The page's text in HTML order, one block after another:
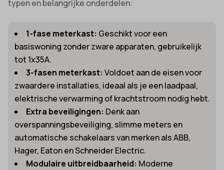
typen en belangrijke onderdelen:
1-fase meterkast: Geschikt voor een
basiswoning zonder zware apparaten, gebruikelijk
tot 1x35A.
3-fasen meterkast: Voldoet aan de eisen voor
zwaardere installaties, ideaal als je een laadpaal,
elektrische verwarming of krachtstroom nodig hebt.
Extra beveiligingen: Denk aan
overspanningsbeveiliging, slimme meters en
automatische schakelaars van merken als ABB,
Hager, Eaton en Schneider Electric.
Modulaire uitbreidbaarheid: Moderne